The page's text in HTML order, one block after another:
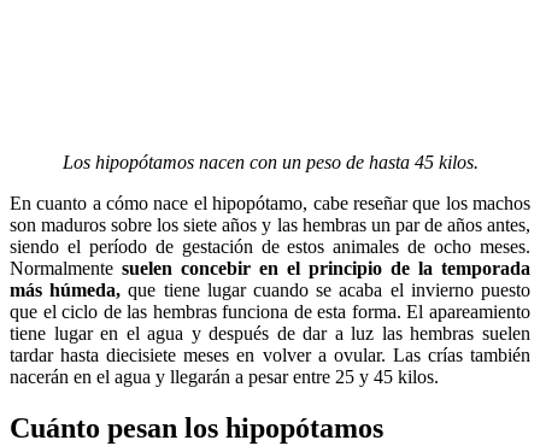
Los hipopótamos nacen con un peso de hasta 45 kilos.
En cuanto a cómo nace el hipopótamo, cabe reseñar que los machos
son maduros sobre los siete años y las hembras un par de años antes,
siendo el período de gestación de estos animales de ocho meses.
Normalmente suelen concebir en el principio de la temporada
más húmeda,que tiene lugar cuando se acaba el invierno puesto
que el ciclo de las hembras funciona de esta forma. El apareamiento
tiene lugar en el agua y después de dar a luz las hembras suelen
tardar hasta diecisiete meses en volver a ovular. Las crías también
nacerán en el agua y llegarán a pesar entre 25 y 45 kilos.
Cuánto pesan los hipopótamos